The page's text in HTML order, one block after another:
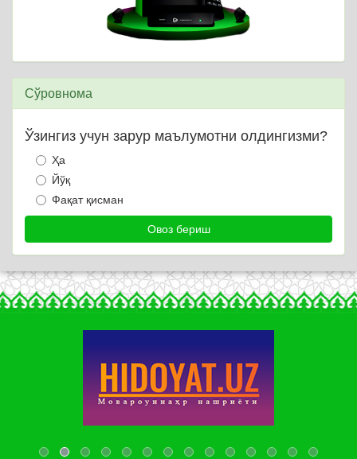
Сўровнома
Ўзингиз учун зарур маълумотни олдингизми?
Ҳа
Йўқ
Фақат қисман